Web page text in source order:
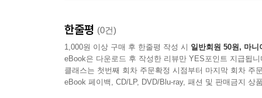
한줄평 (0건)
1,000원 이상 구매 후 한줄평 작성 시 일반회원 50원, 마니
eBook은 다운로드 후 작성한 리뷰만 YES포인트 지급됩니
클래스는 첫번째 회차 주문확정 시점부터 마지막 회차 주
eBook 페이백, CD/LP, DVD/Blu-ray, 패션 및 판매금지 상